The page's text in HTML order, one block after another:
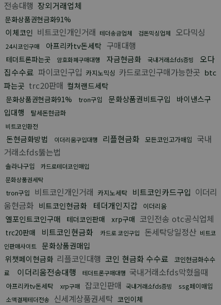
전송대행 장외거래업체
문화상품권현금화91%
이체코인 비트코인개인거래 테더송금업체 검돈믹싱업체 오다믹싱
24시코인구매 아프리카tv돈세탁 구매대행
테더트론파는곳 암호화폐구매대행 자금현금화 국내거래소fds증빙
오다
집수수료 파이코인구입 카지노믹싱 카드로코인구매가능한곳 btc
파는곳 trc20판매 컬쳐랜드세탁
문화상품권현금화91% tron구입 문화상품권비트구입
바이낸스구
입대행
탈세돈현금화
비트코인환전
돈현금화방법 이더리움구입대행 리플현금화 모든코인고가매입
국내
거래소fds뚫는법
솔라나구입
카드로테더코인매입
문화상품권세탁
tron구입 비트코인개인거래 카지노세탁 비트코인카드구입 이더리
움현금화 비트코인현금화 테더개인지갑 이더리움
엘포인트코인구매 테더코인판매 xrp구매 코인전송 otc공식업체
trc20판매 비트코인현금화 카드로 코인구입 돈세탁당일정산 비트코
인판매사이트
문화상품권매입
위챗페이현금화 리플코인대행 코인 현금화 수수료
코인현금화수수
료
이더리움전송대행 테더트론구매대행 국내거래소fds막혔을때
아프리카tv돈세탁 xrp구매 잡코인판매 국내거래소fds증빙 ssg페이매입
소액결제테더전송 신세계상품권세탁 코인이체